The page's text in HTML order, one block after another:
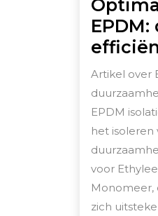
Artikel over
EPDM
het isoleren
voor
Monomeer,
zich